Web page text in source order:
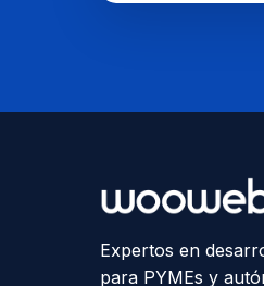
Expertos en
para PYMEs y